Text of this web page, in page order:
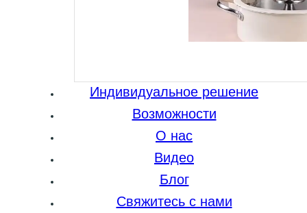
Индивидуальное решение
Возможности
О нас
Видео
Блог
Свяжитесь с нами